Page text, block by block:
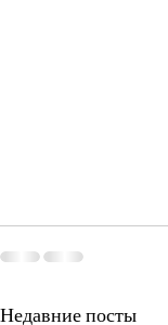
Недавние посты